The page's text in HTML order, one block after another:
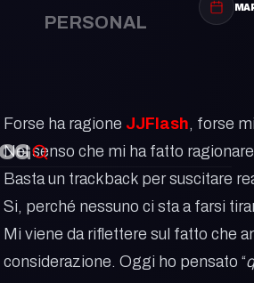
PERSONAL
Forse ha ragione JJFlash, forse
Nel senso che mi ha fatto
Basta un trackback per suscitare
Si, perché nessuno ci sta a farsi
Mi viene da riflettere sul fatto che
considerazione. Oggi ho pensato “